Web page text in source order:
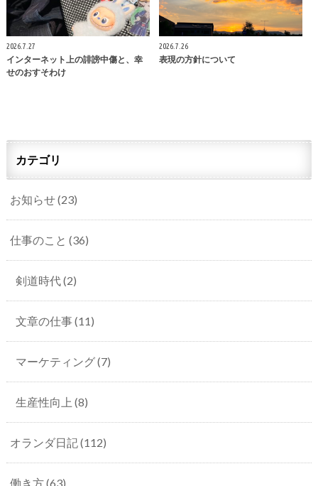
2026.7.27
インターネット上の誹謗中傷と、幸
せのおすそわけ
2026.7.26
表現の方針について
カテゴリ
お知らせ(23)
仕事のこと (36)
剣道時代(2)
文章の仕事(11)
マーケティング(7)
生産性向上 (8)
オランダ日記(112)
働き方(63)